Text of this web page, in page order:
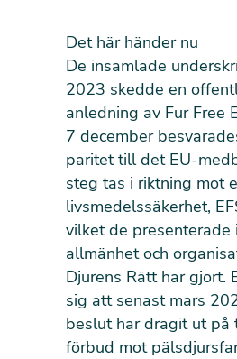
Det här händer nu
De insamlade
2023 skedde en
anledning av Fur Free
7 december
paritet till det EU-
steg tas i riktning mot
livsmedelssäkerhet,
vilket de
allmänhet och
Djurens Rätt har gjort.
sig att senast mars
beslut har dragit ut på
förbud mot